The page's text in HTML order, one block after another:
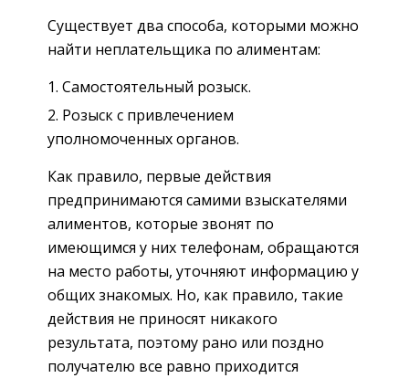
Существует два способа, которыми можно
найти неплательщика по алиментам:
Самостоятельный розыск.
Розыск с привлечением
уполномоченных органов.
Как правило, первые действия
предпринимаются самими взыскателями
алиментов, которые звонят по
имеющимся у них телефонам, обращаются
на место работы, уточняют информацию у
общих знакомых. Но, как правило, такие
действия не приносят никакого
результата, поэтому рано или поздно
получателю все равно приходится